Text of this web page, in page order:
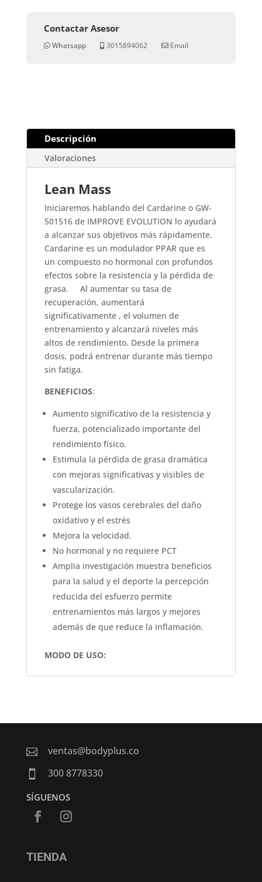
Contactar Asesor
Whatsapp 3015894062 Email
Descripción
Valoraciones
Lean Mass
Iniciaremos hablando del Cardarine o GW-
501516 de IMPROVE EVOLUTION lo ayudará
a alcanzar sus objetivos más rápidamente.
Cardarine es un modulador PPAR que es
un compuesto no hormonal con profundos
efectos sobre la resistencia y la pérdida de
grasa. Al aumentar su tasa de
recuperación, aumentará
significativamente , el volumen de
entrenamiento y alcanzará niveles más
altos de rendimiento. Desde la primera
dosis, podrá entrenar durante más tiempo
sin fatiga.
BENEFICIOS:
Aumento significativo de la resistencia y
fuerza, potencializado importante del
rendimiento físico.
Estimula la pérdida de grasa dramática
con mejoras significativas y visibles de
vascularización.
Protege los vasos cerebrales del daño
oxidativo y el estrés
Mejora la velocidad.
No hormonal y no requiere PCT
Amplia investigación muestra beneficios
para la salud y el deporte la percepción
reducida del esfuerzo permite
entrenamientos más largos y mejores
además de que reduce la inflamación.
MODO DE USO:
 ventas@bodyplus.co
 300 8778330
SÍGUENOS
TIENDA